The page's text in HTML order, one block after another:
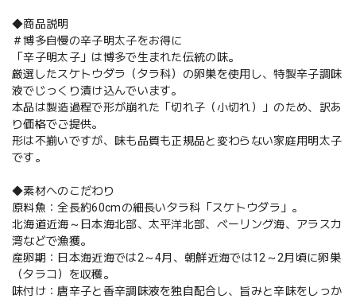
◆商品説明
＃博多自慢の辛子明太子をお得に
「辛子明太子」は博多で生まれた伝統の味。
厳選したスケトウダラ（タラ科）の卵巣を使用し、特製辛子調味
液でじっくり漬け込んでいます。
本品は製造過程で形が崩れた「切れ子（小切れ）」のため、訳あ
り価格でご提供。
形は不揃いですが、味も品質も正規品と変わらない家庭用明太子
です。
◆素材へのこだわり
原料魚：全長約60cmの細長いタラ科「スケトウダラ」。
北海道近海～日本海北部、太平洋北部、ベーリング海、アラスカ
湾などで漁獲。
産卵期：日本海近海では2～4月、朝鮮近海では12～2月頃に卵巣
（タラコ）を収穫。
味付け：唐辛子と香辛調味液を独自配合し、旨みと辛味をしっか